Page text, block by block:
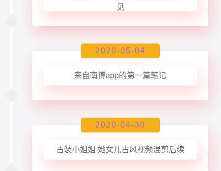
见
2020-05-04
来自南博app的第一篇笔记
2020-04-30
古装小姐姐 她女儿古风视频混剪后续